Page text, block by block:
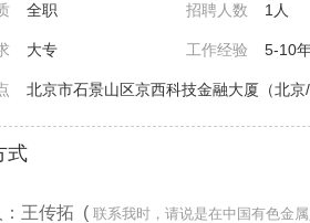
全职 招聘人数 1人
大专 工作经验 5-10
北京市石景山区京西科技金融大厦（北京/
式
：王传拓 ( 联系我时，请说是在中国有色金